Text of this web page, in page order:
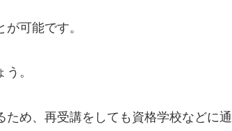
可能です。
。
め、再受講をしても資格学校などに通